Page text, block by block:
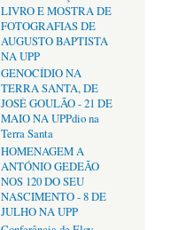
LIVRO E MOSTRA DE
FOTOGRAFIAS DE
AUGUSTO BAPTISTA
NA UPP
GENOCÍDIO NA
TERRA SANTA, DE
JOSÉ GOULÃO - 21 DE
MAIO NA UPPdio na
Terra Santa
HOMENAGEM A
ANTÓNIO GEDEÃO
NOS 120 DO SEU
NASCIMENTO - 8 DE
JULHO NA UPP